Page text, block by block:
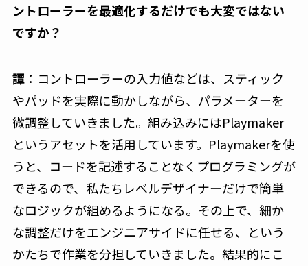
ントローラーを最適化するだけでも大変ではない
ですか？
譚：コントローラーの入力値などは、スティック
やパッドを実際に動かしながら、パラメーターを
微調整していきました。組み込みにはPlaymaker
というアセットを活用しています。Playmakerを使
うと、コードを記述することなくプログラミングが
できるので、私たちレベルデザイナーだけで簡単
なロジックが組めるようになる。その上で、細か
な調整だけをエンジニアサイドに任せる、という
かたちで作業を分担していきました。結果的にこ